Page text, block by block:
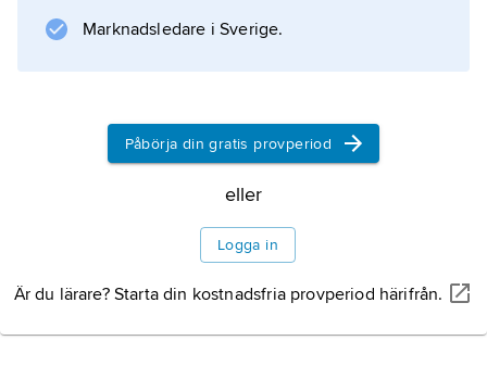
Marknadsledare i Sverige.
Påbörja din gratis provperiod
eller
Logga in
Är du lärare? Starta din kostnadsfria provperiod härifrån.